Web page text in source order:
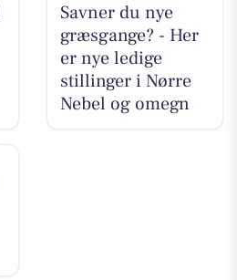
Savner du nye
græsgange? - Her
er nye ledige
stillinger i Nørre
Nebel og omegn